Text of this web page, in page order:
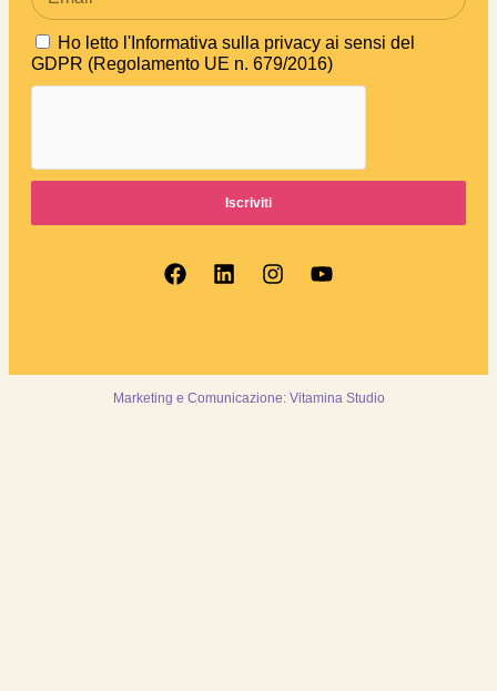
Ho letto l'Informativa sulla privacy ai sensi del
GDPR (Regolamento UE n. 679/2016)
Iscriviti
Marketing e Comunicazione: Vitamina Studio